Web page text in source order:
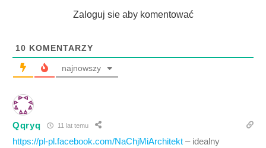
Zaloguj sie aby komentować
10 KOMENTARZY
najnowszy
Qqryq 11 lat temu
https://pl-pl.facebook.com/NaChjMiArchitekt – idealny